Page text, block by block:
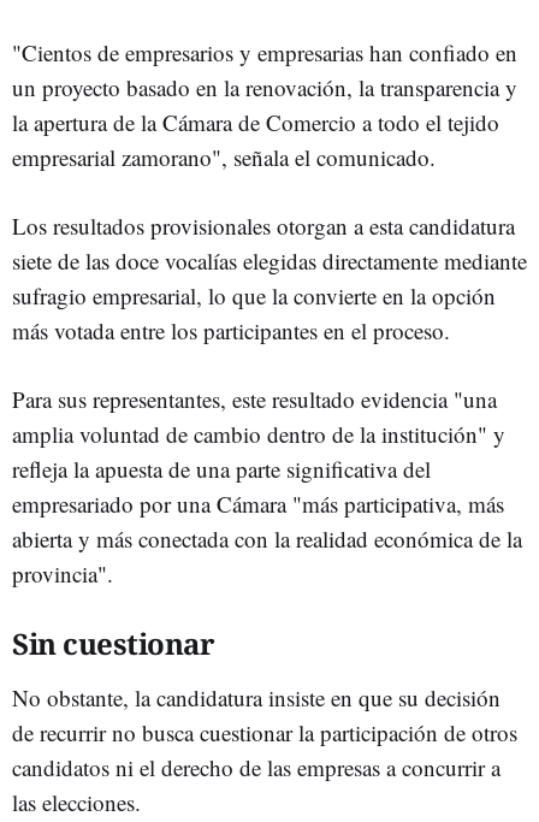
"Cientos de empresarios y empresarias han confiado en
un proyecto basado en la renovación, la transparencia y
la apertura de la Cámara de Comercio a todo el tejido
empresarial zamorano", señala el comunicado.
Los resultados provisionales otorgan a esta candidatura
siete de las doce vocalías elegidas directamente mediante
sufragio empresarial, lo que la convierte en la opción
más votada entre los participantes en el proceso.
Para sus representantes, este resultado evidencia "una
amplia voluntad de cambio dentro de la institución" y
refleja la apuesta de una parte significativa del
empresariado por una Cámara "más participativa, más
abierta y más conectada con la realidad económica de la
provincia".
Sin cuestionar
No obstante, la candidatura insiste en que su decisión
de recurrir no busca cuestionar la participación de otros
candidatos ni el derecho de las empresas a concurrir a
las elecciones.